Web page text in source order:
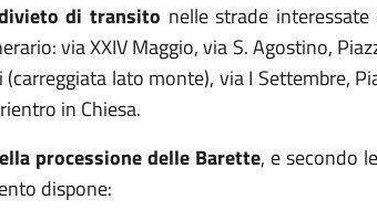
di transito nelle strade
via XXIV Maggio, via S. Agostino,
lato monte), via I Settembre,
in Chiesa.
processione delle Barette, e secondo
dispone: